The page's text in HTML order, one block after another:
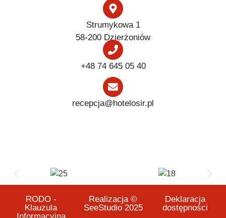
Strumykowa 1
58-200 Dzierżoniów
+48 74 645 05 40
recepcja@hotelosir.pl
RODO -
Klauzula
Realizacja ©
SeeStudio 2025
Deklaracja
dostępności